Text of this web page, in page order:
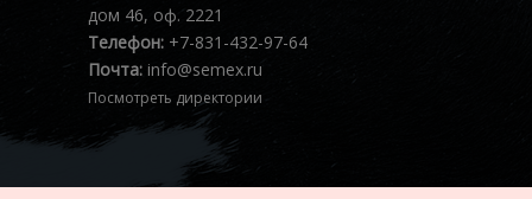
дом 46, оф. 2221
Телефон: +7-831-432-97-64
Почта: info@semex.ru
Посмотреть директории